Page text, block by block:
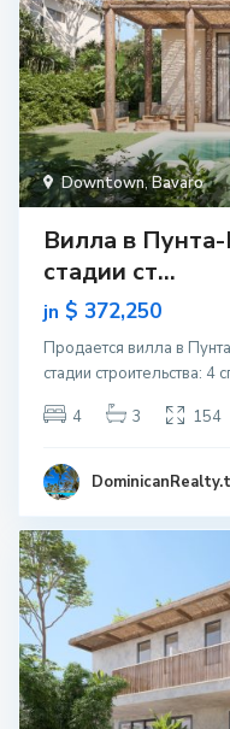
Downtown,Bavaro
Вилла в
стадии ст...
jn $ 372,250
Продается вилла в
стадии строительcтва: 4
4
3 154